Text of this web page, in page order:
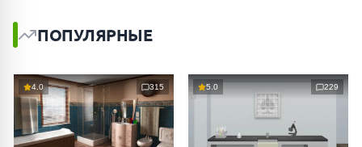
ПОПУЛЯРНЫЕ
4.0 315 5.0 229